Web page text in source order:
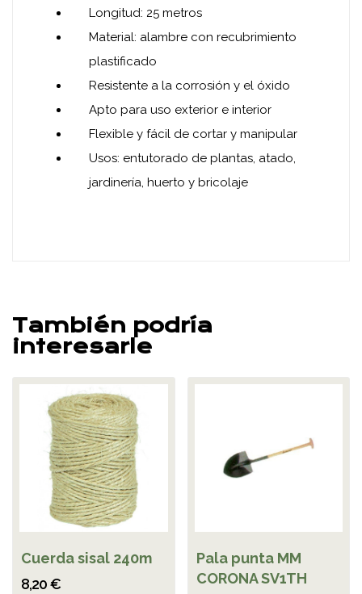
Longitud: 25 metros
Material: alambre con recubrimiento
plastificado
Resistente a la corrosión y el óxido
Apto para uso exterior e interior
Flexible y fácil de cortar y manipular
Usos: entutorado de plantas, atado,
jardinería, huerto y bricolaje
También podría
interesarle
Cuerda sisal 240m
8,20 €
Pala punta MM
CORONA SV1TH